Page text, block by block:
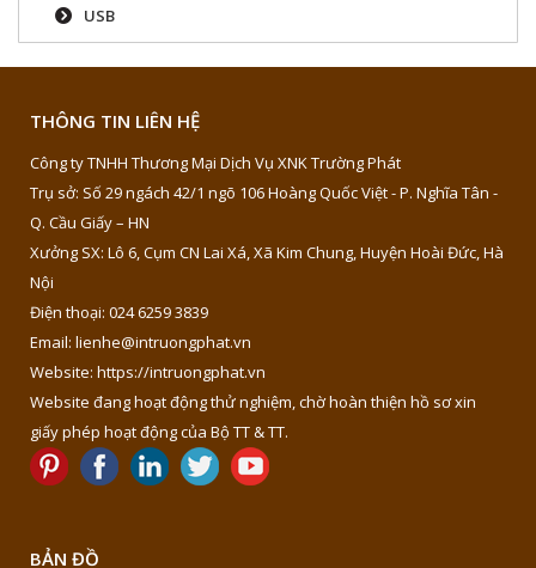
USB
THÔNG TIN LIÊN HỆ
Công ty TNHH Thương Mại Dịch Vụ XNK Trường Phát
Trụ sở: Số 29 ngách 42/1 ngõ 106 Hoàng Quốc Việt - P. Nghĩa Tân -
Q. Cầu Giấy – HN
Xưởng SX: Lô 6, Cụm CN Lai Xá, Xã Kim Chung, Huyện Hoài Đức, Hà
Nội
Điện thoại: 024 6259 3839
Email: lienhe@intruongphat.vn
Website: https://intruongphat.vn
Website đang hoạt động thử nghiệm, chờ hoàn thiện hồ sơ xin
giấy phép hoạt động của Bộ TT & TT.
BẢN ĐỒ